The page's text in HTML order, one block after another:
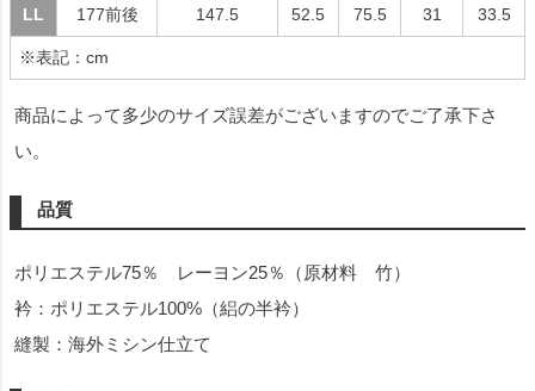
LL 177前後 147.5 52.5 75.5 31 33.5
※表記：cm
商品によって多少のサイズ誤差がございますのでご了承下さ
い。
品質
ポリエステル75％ レーヨン25％（原材料 竹）
衿：ポリエステル100%（絽の半衿）
縫製：海外ミシン仕立て